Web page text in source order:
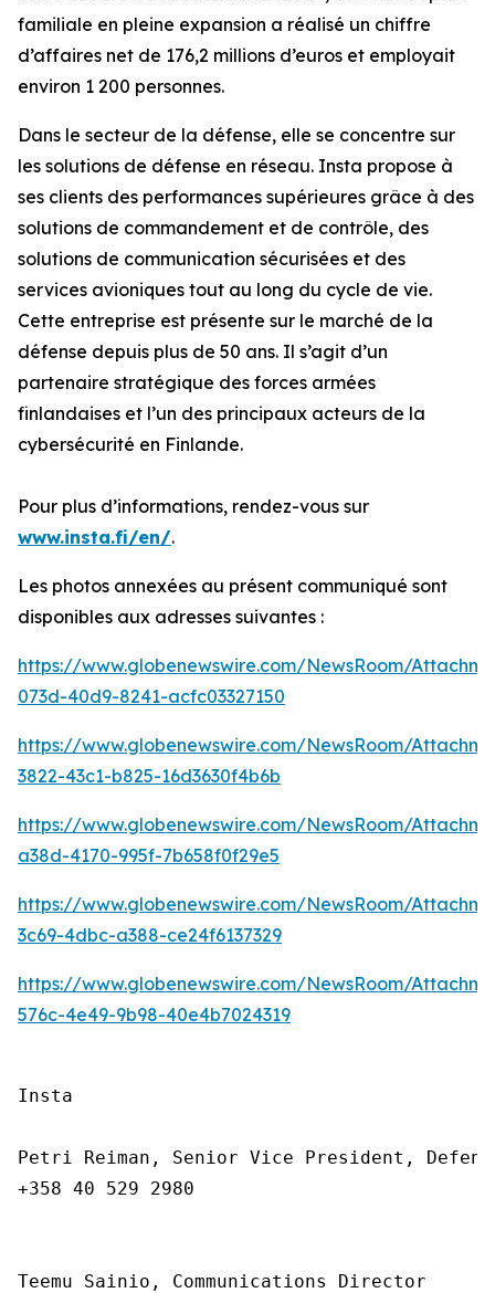
familiale en pleine expansion a réalisé un chiffre
d’affaires net de 176,2 millions d’euros et employait
environ 1 200 personnes.
Dans le secteur de la défense, elle se concentre sur
les solutions de défense en réseau. Insta propose à
ses clients des performances supérieures grâce à des
solutions de commandement et de contrôle, des
solutions de communication sécurisées et des
services avioniques tout au long du cycle de vie.
Cette entreprise est présente sur le marché de la
défense depuis plus de 50 ans. Il s’agit d’un
partenaire stratégique des forces armées
finlandaises et l’un des principaux acteurs de la
cybersécurité en Finlande.
Pour plus d’informations, rendez-vous sur
www.insta.fi/en/.
Les photos annexées au présent communiqué sont
disponibles aux adresses suivantes :
https://www.globenewswire.com/NewsRoom/
073d-40d9-8241-acfc03327150
https://www.globenewswire.com/NewsRoom/
3822-43c1-b825-16d3630f4b6b
https://www.globenewswire.com/NewsRoom/
a38d-4170-995f-7b658f0f29e5
https://www.globenewswire.com/NewsRoom/
3c69-4dbc-a388-ce24f6137329
https://www.globenewswire.com/NewsRoom/
576c-4e49-9b98-40e4b7024319
Insta
Petri Reiman, Senior Vice President,
+358 40 529 2980
Teemu Sainio, Communications Director